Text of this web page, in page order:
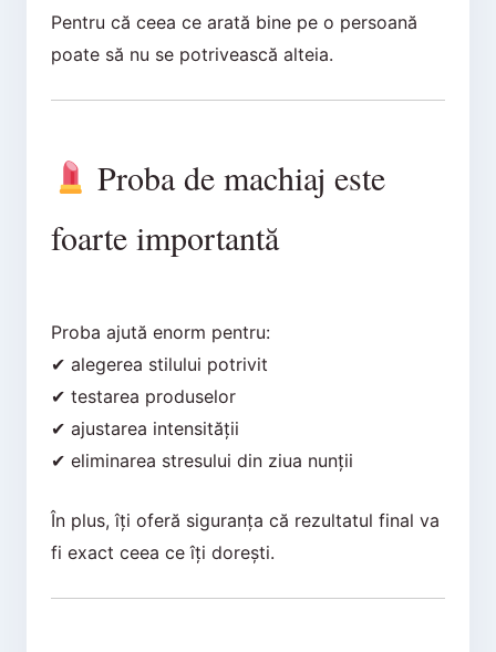
Pentru că ceea ce arată bine pe o persoană
poate să nu se potrivească alteia.
Proba de machiaj este
foarte importantă
Proba ajută enorm pentru:
✔ alegerea stilului potrivit
✔ testarea produselor
✔ ajustarea intensității
✔ eliminarea stresului din ziua nunții
În plus, îți oferă siguranța că rezultatul final va
fi exact ceea ce îți dorești.